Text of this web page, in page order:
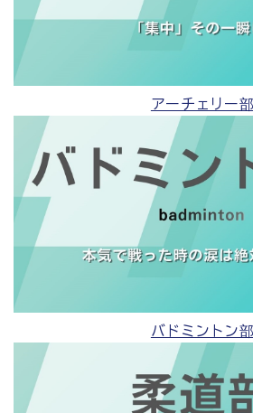
アーチェリー部
バドミントン部